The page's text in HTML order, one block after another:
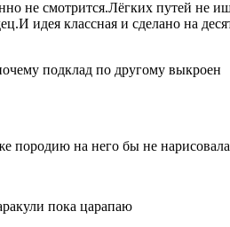
не смотрится.Лёгких путей не
идея классная и сделано на
подклад по другому выкроен
породию на него бы не нарисовала
пока царапаю